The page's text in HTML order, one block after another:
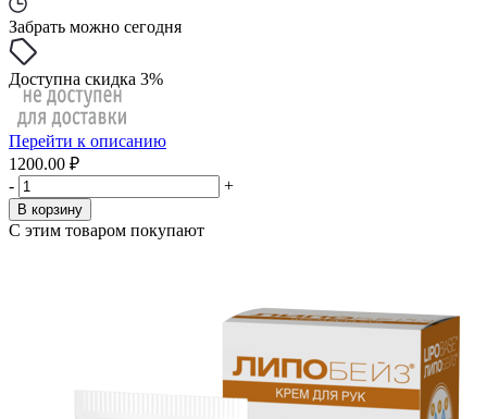
Забрать можно сегодня
Доступна скидка 3%
Перейти к описанию
1200.00 ₽
-
+
В корзину
С этим товаром покупают